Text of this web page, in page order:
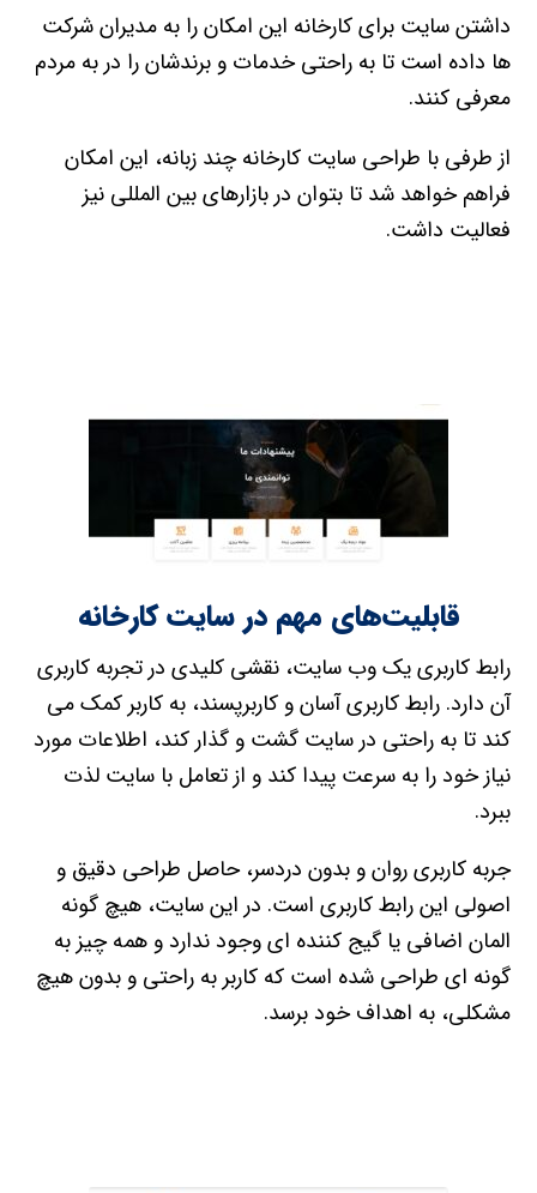
داشتن سایت برای کارخانه این امکان را به مدیران شرکت
ها داده است تا به راحتی خدمات و برندشان را در به مردم
معرفی کنند.
از طرفی با طراحی سایت کارخانه چند زبانه، این امکان
فراهم خواهد شد تا بتوان در بازارهای بین المللی نیز
فعالیت داشت.
قابلیت‌های مهم در سایت کارخانه
رابط کاربری یک وب ‌سایت، نقشی کلیدی در تجربه کاربری
آن دارد. رابط کاربری آسان و کاربرپسند، به کاربر کمک می‌
کند تا به راحتی در سایت گشت ‌و گذار کند، اطلاعات مورد
نیاز خود را به سرعت پیدا کند و از تعامل با سایت لذت
ببرد.
جربه کاربری روان و بدون دردسر، حاصل طراحی دقیق و
اصولی این رابط کاربری است. در این سایت، هیچ ‌گونه
المان اضافی یا گیج ‌کننده ‌ای وجود ندارد و همه چیز به
گونه ‌ای طراحی شده است که کاربر به راحتی و بدون هیچ
مشکلی، به اهداف خود برسد.